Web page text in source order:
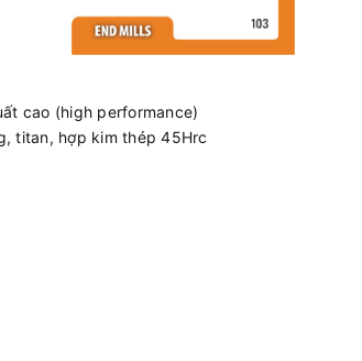
cao (high performance)
titan, hợp kim thép 45Hrc